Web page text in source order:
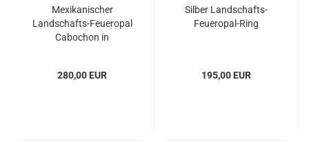
Mexikanischer
Landschafts-Feueropal
Cabochon in
280,00 EUR
Silber Landschafts-
Feueropal-Ring
195,00 EUR